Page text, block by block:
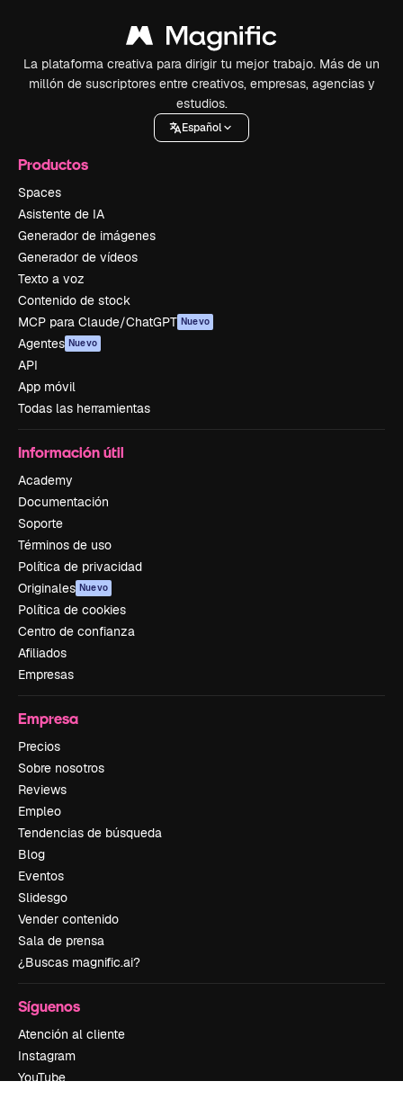
La plataforma creativa para dirigir tu mejor trabajo. Más de un
millón de suscriptores entre creativos, empresas, agencias y
estudios.
Español
Productos
Spaces
Asistente de IA
Generador de imágenes
Generador de vídeos
Texto a voz
Contenido de stock
MCP para Claude/ChatGPT Nuevo
Agentes Nuevo
API
App móvil
Todas las herramientas
Información útil
Academy
Documentación
Soporte
Términos de uso
Política de privacidad
Originales Nuevo
Política de cookies
Centro de confianza
Afiliados
Empresas
Empresa
Precios
Sobre nosotros
Reviews
Empleo
Tendencias de búsqueda
Blog
Eventos
Slidesgo
Vender contenido
Sala de prensa
¿Buscas magnific.ai?
Síguenos
Atención al cliente
Instagram
YouTube